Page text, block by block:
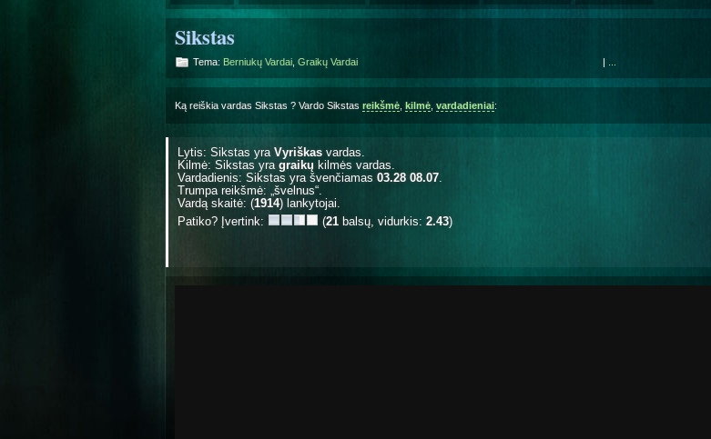
Sikstas
Tema: Berniukų Vardai Graikų Vardai |
Ką reiškia vardas Sikstas ? Vardo Sikstas reikšmė kilmė vardadieniai:
Lytis: Sikstas yra Vyriškas vardas.
Kilmė: Sikstas yra graikų kilmės vardas.
Vardadienis: Sikstas yra švenčiamas 03.28 08.07
Trumpa reikšmė: „švelnus“.
Vardą skaitė: (1914) lankytojai.
Patiko? Įvertink:
(21 balsų, vidurkis: 2.43)